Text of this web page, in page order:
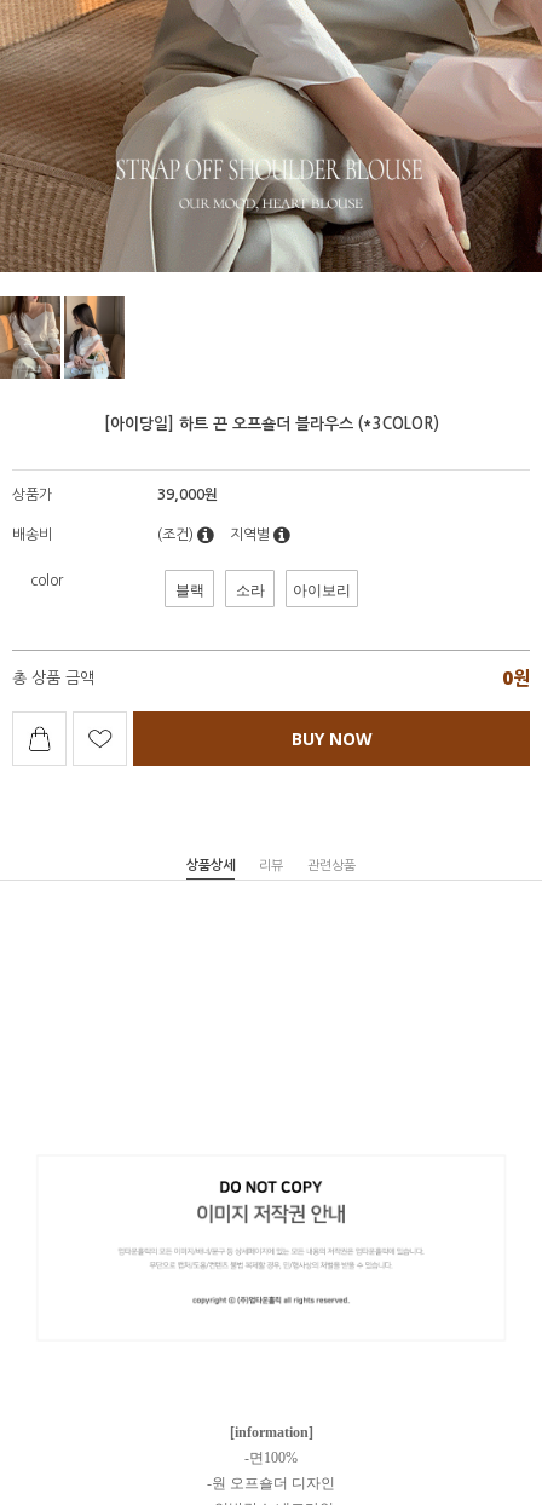
[아이당일] 하트 끈 오프숄더 블라우스 (*3COLOR)
상품가 39,000원
배송비 (조건) 지역별
color 블랙 소라 아이보리
총 상품 금액 0원
BUY NOW
상품상세 리뷰 관련상품
[information]
-면100%
-원 오프숄더 디자인